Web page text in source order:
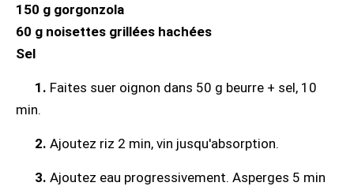
150 g gorgonzola
60 g noisettes grillées hachées
Sel
1. Faites suer oignon dans 50 g beurre + sel, 10
min.
2. Ajoutez riz 2 min, vin jusqu'absorption.
3. Ajoutez eau progressivement. Asperges 5 min